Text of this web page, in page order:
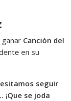
ganar Canción del
en su
seguir
se joda